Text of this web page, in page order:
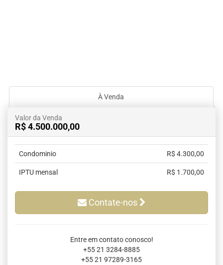
À Venda
Valor da Venda
R$ 4.500.000,00
Condominio R$ 4.300,00
IPTU mensal R$ 1.700,00
Contate-nos
Entre em contato conosco!
+55 21 3284-8885
+55 21 97289-3165